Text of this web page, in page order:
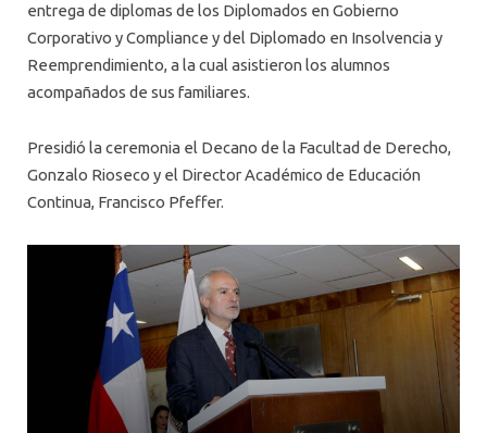
entrega de diplomas de los Diplomados en Gobierno
Corporativo y Compliance y del Diplomado en Insolvencia y
Reemprendimiento, a la cual asistieron los alumnos
acompañados de sus familiares.
Presidió la ceremonia el Decano de la Facultad de Derecho,
Gonzalo Rioseco y el Director Académico de Educación
Continua, Francisco Pfeffer.